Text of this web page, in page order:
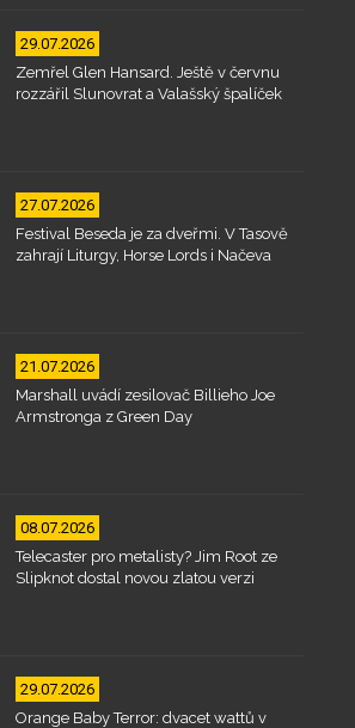
29.07.2026
Zemřel Glen Hansard. Ještě v červnu
rozzářil Slunovrat a Valašský špalíček
27.07.2026
Festival Beseda je za dveřmi. V Tasově
zahrají Liturgy, Horse Lords i Načeva
21.07.2026
Marshall uvádí zesilovač Billieho Joe
Armstronga z Green Day
08.07.2026
Telecaster pro metalisty? Jim Root ze
Slipknot dostal novou zlatou verzi
29.07.2026
Orange Baby Terror: dvacet wattů v